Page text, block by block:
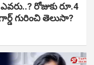
రోజుకు రూ.4
గురించి తెలుసా?